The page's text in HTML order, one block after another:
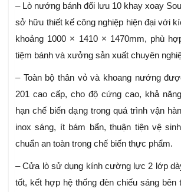
– Lò nướng bánh đối lưu 10 khay xoay
sở hữu thiết kế công nghiệp hiện đại với
khoảng 1000 × 1410 × 1470mm, phù
tiệm bánh và xưởng sản xuất chuyên
– Toàn bộ thân vỏ và khoang nướng
201 cao cấp, cho độ cứng cao, khả
hạn chế biến dạng trong quá trình vận
inox sáng, ít bám bẩn, thuận tiện vệ
chuẩn an toàn trong chế biến thực phẩm.
– Cửa lò sử dụng kính cường lực 2 lớp
tốt, kết hợp hệ thống đèn chiếu sáng bên